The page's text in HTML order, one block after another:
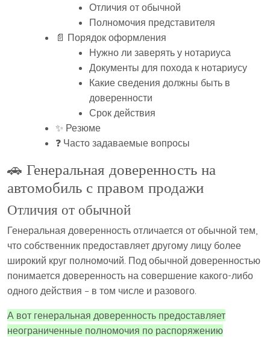
Отличия от обычной
Полномочия представителя
📄 Порядок оформления
Нужно ли заверять у нотариуса
Документы для похода к нотариусу
Какие сведения должны быть в
доверенности
Срок действия
✨ Резюме
❓ Часто задаваемые вопросы
🚗 Генеральная доверенность на
автомобиль с правом продажи
Отличия от обычной
Генеральная доверенность отличается от обычной тем,
что собственник предоставляет другому лицу более
широкий круг полномочий. Под обычной доверенностью
понимается доверенность на совершение какого-либо
одного действия – в том числе и разового.
А вот генеральная доверенность предоставляет
неограниченные полномочия по распоряжению